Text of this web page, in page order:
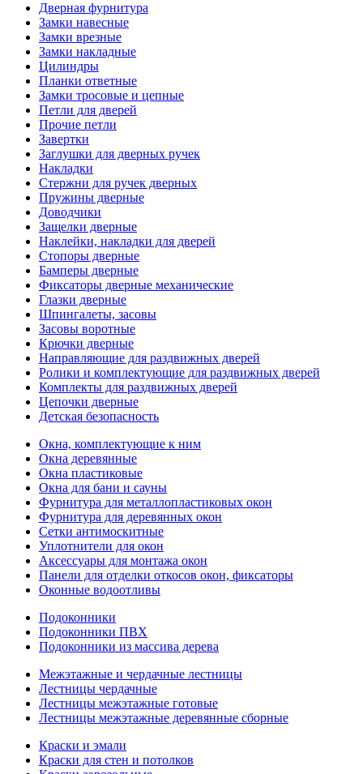
Дверная фурнитура
Замки навесные
Замки врезные
Замки накладные
Цилиндры
Планки ответные
Замки тросовые и цепные
Петли для дверей
Прочие петли
Завертки
Заглушки для дверных ручек
Накладки
Стержни для ручек дверных
Пружины дверные
Доводчики
Защелки дверные
Наклейки, накладки для дверей
Стопоры дверные
Бамперы дверные
Фиксаторы дверные механические
Глазки дверные
Шпингалеты, засовы
Засовы воротные
Крючки дверные
Направляющие для раздвижных дверей
Ролики и комплектующие для раздвижных дверей
Комплекты для раздвижных дверей
Цепочки дверные
Детская безопасность
Окна, комплектующие к ним
Окна деревянные
Окна пластиковые
Окна для бани и сауны
Фурнитура для металлопластиковых окон
Фурнитура для деревянных окон
Сетки антимоскитные
Уплотнители для окон
Аксессуары для монтажа окон
Панели для отделки откосов окон, фиксаторы
Оконные водоотливы
Подоконники
Подоконники ПВХ
Подоконники из массива дерева
Межэтажные и чердачные лестницы
Лестницы чердачные
Лестницы межэтажные готовые
Лестницы межэтажные деревянные сборные
Краски и эмали
Краски для стен и потолков